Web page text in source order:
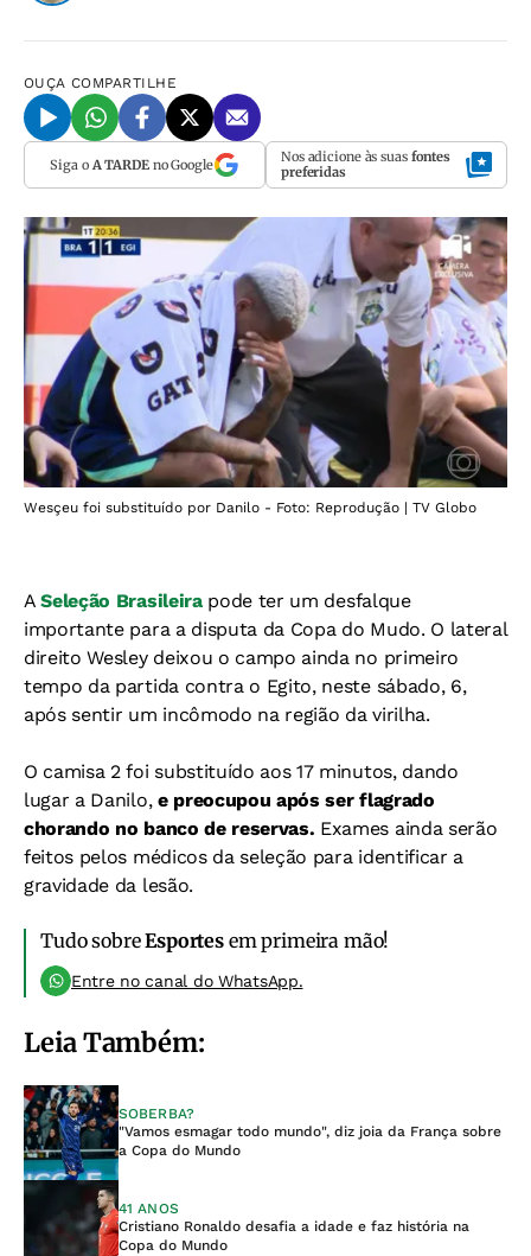
OUÇA COMPARTILHE
Siga o A TARDEno Google Nos adicione às suas fontes
preferidas
Wesçeu foi substituído por Danilo - Foto: Reprodução | TV Globo
ASeleção Brasileirapode ter um desfalque
importante para a disputa da Copa do Mudo. O lateral
direito Wesley deixou o campo ainda no primeiro
tempo da partida contra o Egito, neste sábado, 6,
após sentir um incômodo na região da virilha.
O camisa 2 foi substituído aos 17 minutos, dando
lugar a Danilo,e preocupou após ser flagrado
chorando no banco de reservas. Exames ainda serão
feitos pelos médicos da seleção para identificar a
gravidade da lesão.
Tudo sobreEsportesem primeira mão!
Entre no canal do WhatsApp.
Leia Também:
SOBERBA?
"Vamos esmagar todo mundo", diz joia da França sobre
a Copa do Mundo
41 ANOS
Cristiano Ronaldo desafia a idade e faz história na
Copa do Mundo